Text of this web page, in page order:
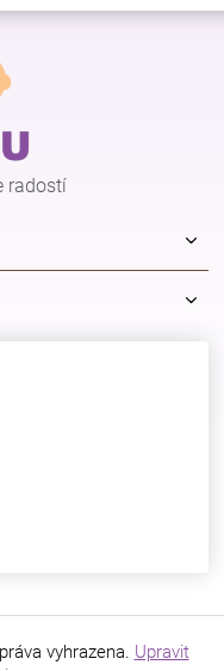
radostí
vyhrazena. Upravit